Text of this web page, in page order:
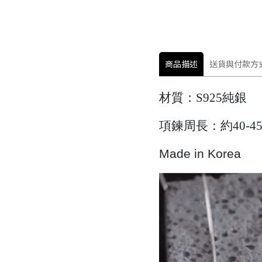
商品描述 送貨與付款方
材質：S925純銀
項鍊周長：約40-
Made in Korea